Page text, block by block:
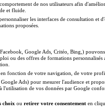
et commerciale
de nos utilisateurs afin
et fluide.
les interfaces de consultation et
proposées.
Google Ads, Critéo, Bing,)
ou des offres de formations
fonction de votre navigation, de votre
Ads) pour mesurer l'audience et
l'utilisation de vos données par Google
choix ou retirer votre consentement en